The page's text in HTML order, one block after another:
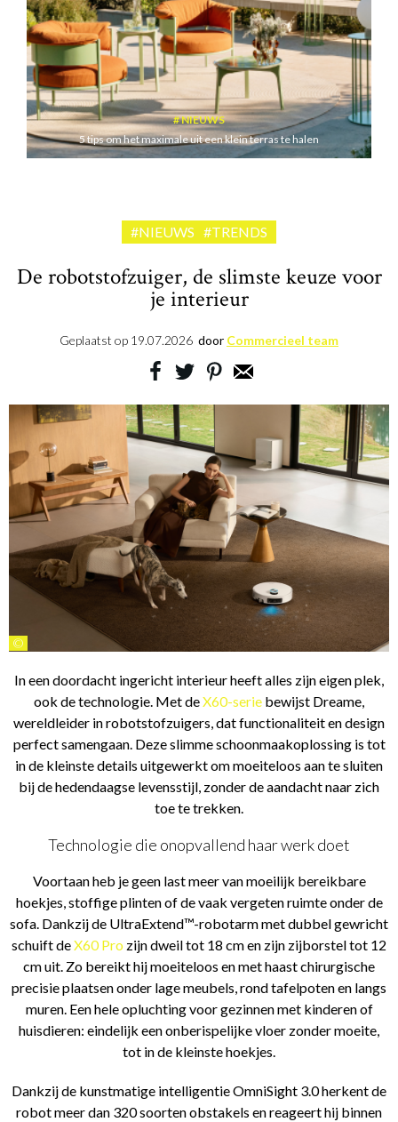
NIEUWS
5 tips om het maximale uit een klein terras te halen
#NIEUWS #TRENDS
De robotstofzuiger, de slimste keuze voor
je interieur
Geplaatst op 19.07.2026 door Commercieel team
©
In een doordacht ingericht interieur heeft alles zijn eigen plek,
ook de technologie. Met deX60-serie bewijst Dreame,
wereldleider in robotstofzuigers, dat functionaliteit en design
perfect samengaan. Deze slimme schoonmaakoplossing is tot
in de kleinste details uitgewerkt om moeiteloos aan te sluiten
bij de hedendaagse levensstijl, zonder de aandacht naar zich
toe te trekken.
Technologie die onopvallend haar werk doet
Voortaan heb je geen last meer van moeilijk bereikbare
hoekjes, stoffige plinten of de vaak vergeten ruimte onder de
sofa. Dankzij de UltraExtend™-robotarm met dubbel gewricht
schuift deX60 Pro zijn dweil tot 18 cm en zijn zijborstel tot 12
cm uit. Zo bereikt hij moeiteloos en met haast chirurgische
precisie plaatsen onder lage meubels, rond tafelpoten en langs
muren. Een hele opluchting voor gezinnen met kinderen of
huisdieren: eindelijk een onberispelijke vloer zonder moeite,
tot in de kleinste hoekjes.
Dankzij de kunstmatige intelligentie OmniSight 3.0 herkent de
robot meer dan 320 soorten obstakels en reageert hij binnen